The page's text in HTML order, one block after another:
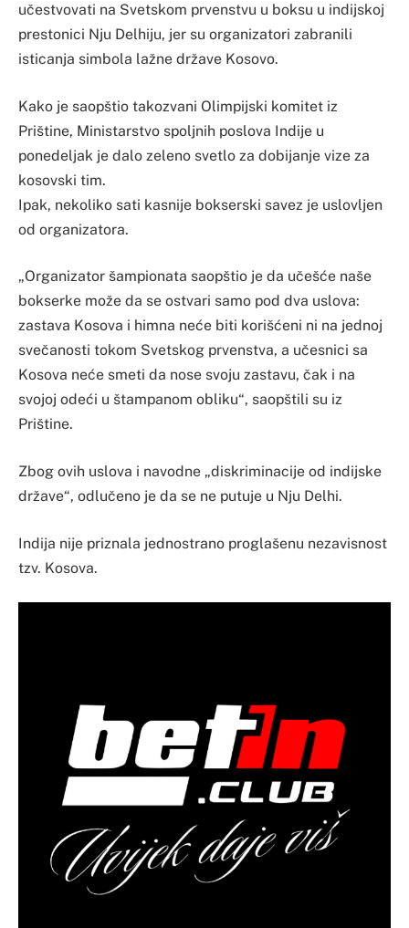
učestvovati na Svetskom prvenstvu u boksu u indijskoj
prestonici Nju Delhiju, jer su organizatori zabranili
isticanja simbola lažne države Kosovo.
Kako je saopštio takozvani Olimpijski komitet iz
Prištine, Ministarstvo spoljnih poslova Indije u
ponedeljak je dalo zeleno svetlo za dobijanje vize za
kosovski tim.
Ipak, nekoliko sati kasnije bokserski savez je uslovljen
od organizatora.
„Organizator šampionata saopštio je da učešće naše
bokserke može da se ostvari samo pod dva uslova:
zastava Kosova i himna neće biti korišćeni ni na jednoj
svečanosti tokom Svetskog prvenstva, a učesnici sa
Kosova neće smeti da nose svoju zastavu, čak i na
svojoj odeći u štampanom obliku“, saopštili su iz
Prištine.
Zbog ovih uslova i navodne „diskriminacije od indijske
države“, odlučeno je da se ne putuje u Nju Delhi.
Indija nije priznala jednostrano proglašenu nezavisnost
tzv. Kosova.